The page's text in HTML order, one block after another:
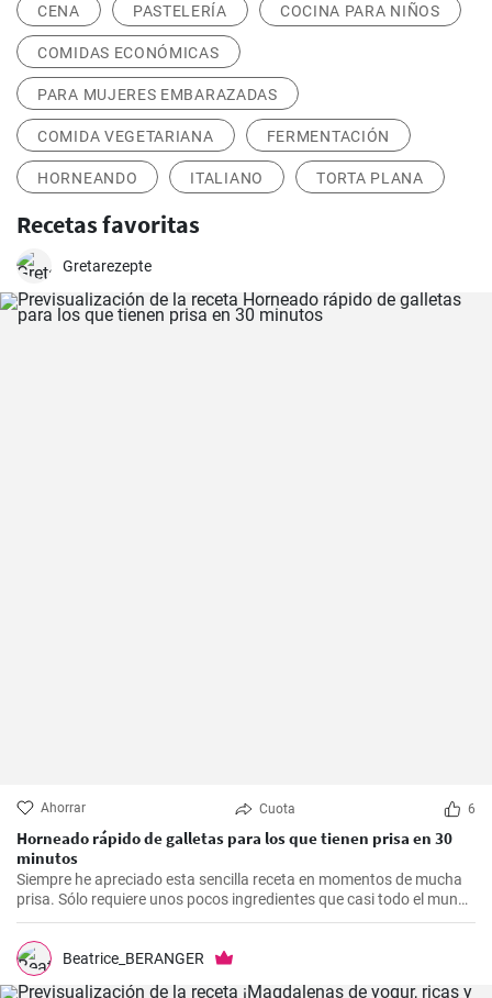
CENA PASTELERÍA COCINA PARA NIÑOS
COMIDAS ECONÓMICAS
PARA MUJERES EMBARAZADAS
COMIDA VEGETARIANA FERMENTACIÓN
HORNEANDO ITALIANO TORTA PLANA
Recetas favoritas
Gretarezepte
Ahorrar Cuota 6
Horneado rápido de galletas para los que tienen prisa en 30
minutos
Siempre he apreciado esta sencilla receta en momentos de mucha
prisa. Sólo requiere unos pocos ingredientes que casi todo el mundo
tiene en casa, y en apenas 30 minutos puedes estar disfrutando de
unas deliciosas galletas caseras. Con su textura crujiente y su
sabor dulce, siempre eran un éxito para las visitas improvisadas y
para compartir con amigos y familiares.
Beatrice_BERANGER